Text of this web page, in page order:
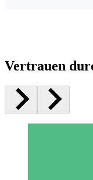
Vertrauen